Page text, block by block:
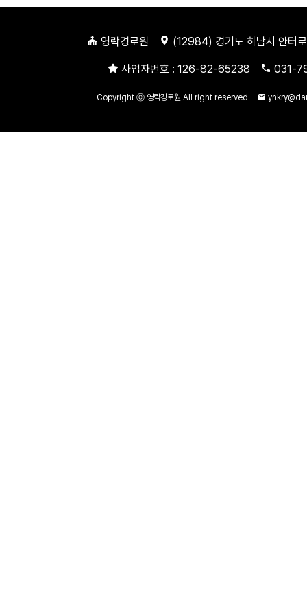
영락경로원 (12984) 경기도 하남시 안
사업자번호 : 126-82-65238 031-
Copyright ⓒ 영락경로원 All right reserved.